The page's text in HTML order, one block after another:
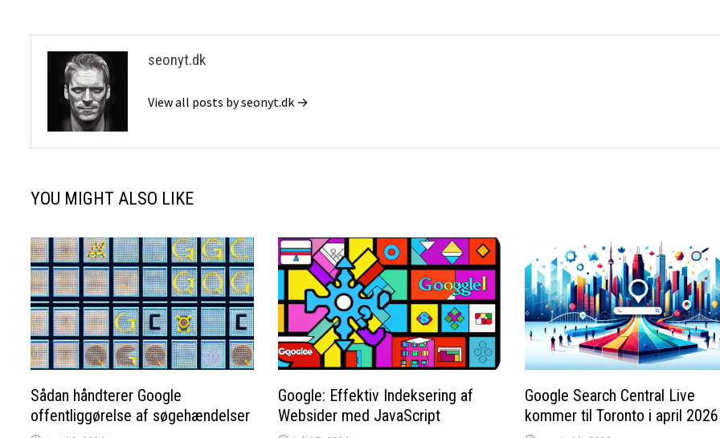
seonyt.dk
View all posts by seonyt.dk →
YOU MIGHT ALSO LIKE
Sådan håndterer Google
offentliggørelse af søgehændelser
Google: Effektiv Indeksering af
Websider med JavaScript
Google Search Central Live
kommer til Toronto i april 2026